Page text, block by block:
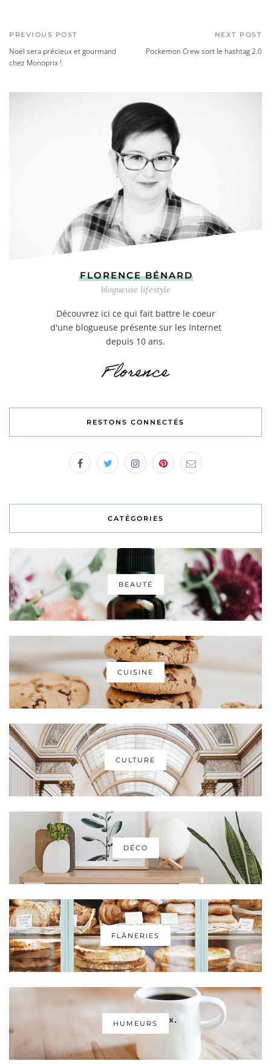
PREVIOUS POST
Noël sera précieux et gourmand
chez Monoprix !
NEXT POST
Pockemon Crew sort le hashtag 2.0
FLORENCE BÉNARD
blogueuse lifestyle
Découvrez ici ce qui fait battre le coeur
d'une blogueuse présente sur les Internet
depuis 10 ans.
RESTONS CONNECTÉS
CATÉGORIES
BEAUTÉ
CUISINE
CULTURE
DÉCO
FLÂNERIES
HUMEURS